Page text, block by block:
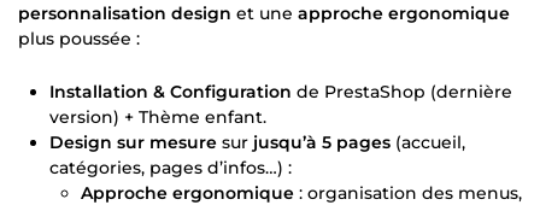
personnalisation design et une approche ergonomique
plus poussée :
Installation & Configuration de PrestaShop (dernière
version) + Thème enfant.
Design sur mesure sur jusqu’à 5 pages (accueil,
catégories, pages d’infos…) :
Approche ergonomique : organisation des menus,